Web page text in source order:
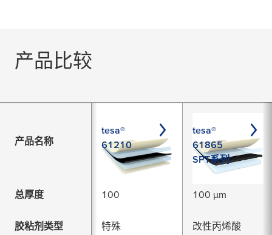
产品比较
产品名称
tesa®
61210
tesa®
61865
SPT系列
总厚度 100 100 µm
胶粘剂类型 特殊 改性丙烯酸